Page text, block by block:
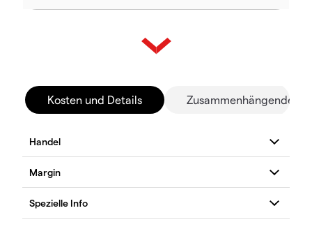
Kosten und Details Zusammenhängende